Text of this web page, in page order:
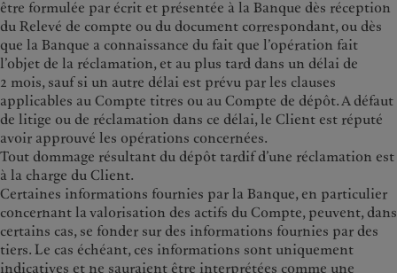
être formulée par écrit et présentée à la Banque dès réception
du Relevé de compte ou du document correspondant, ou dès
que la Banque a connaissance du fait que l’opération fait
l’objet de la réclamation, et au plus tard dans un délai de
2 mois, sauf si un autre délai est prévu par les clauses
applicables au Compte titres ou au Compte de dépôt. A défaut
de litige ou de réclamation dans ce délai, le Client est réputé
avoir approuvé les opérations concernées.
Tout dommage résultant du dépôt tardif d’une réclamation est
à la charge du Client.
Certaines informations fournies par la Banque, en particulier
concernant la valorisation des actifs du Compte, peuvent, dans
certains cas, se fonder sur des informations fournies par des
tiers. Le cas échéant, ces informations sont uniquement
indicatives et ne sauraient être interprétées comme une